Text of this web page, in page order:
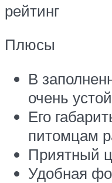
рейтинг
Плюсы
В
очень
Его
питомцам
Приятный
Удобная